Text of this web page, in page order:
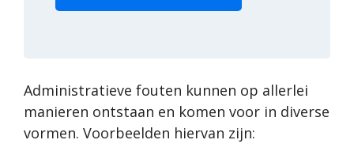
Administratieve fouten kunnen op allerlei
manieren ontstaan en komen voor in diverse
vormen. Voorbeelden hiervan zijn: